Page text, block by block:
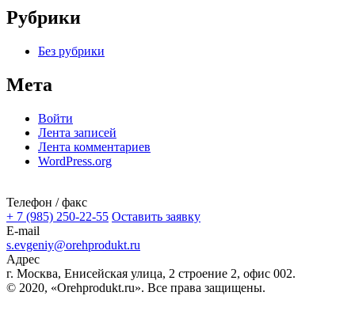
Рубрики
Без рубрики
Мета
Войти
Лента записей
Лента комментариев
WordPress.org
Телефон / факс
+ 7 (985) 250-22-55 Оставить заявку
E-mail
s.evgeniy@orehprodukt.ru
Адрес
г. Москва, Енисейская улица, 2 строение 2, офис 002.
© 2020, «Orehprodukt.ru». Все права защищены.